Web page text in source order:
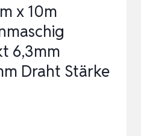
x 10m
6,3mm
Draht Stärke